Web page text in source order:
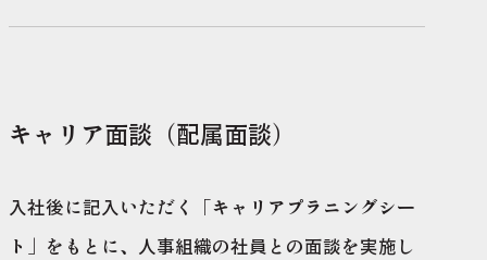
キャリア面談（配属面談）
入社後に記入いただく「キャリアプラニングシー
ト」をもとに、人事組織の社員との面談を実施し